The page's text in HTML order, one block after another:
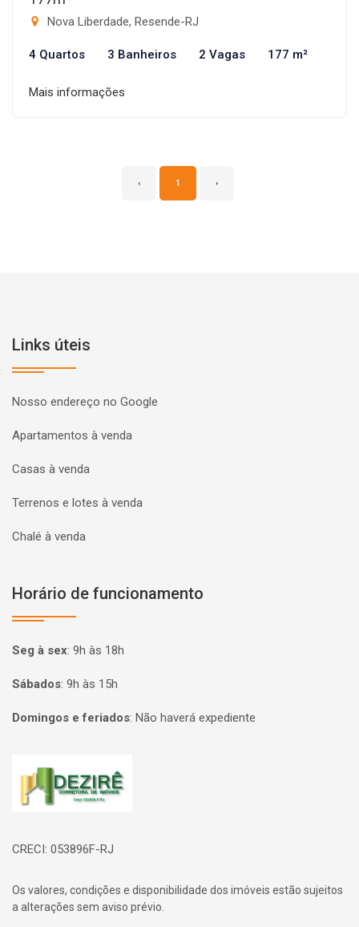
Nova Liberdade, Resende-RJ
4 Quartos 3 Banheiros 2 Vagas 177 m²
Mais informações
‹ 1 ›
Links úteis
Nosso endereço no Google
Apartamentos à venda
Casas à venda
Terrenos e lotes à venda
Chalé à venda
Horário de funcionamento
Seg à sex: 9h às 18h
Sábados: 9h às 15h
Domingos e feriados: Não haverá expediente
Página inicial
CRECI: 053896F-RJ
Os valores, condições e disponibilidade dos imóveis estão sujeitos
a alterações sem aviso prévio.